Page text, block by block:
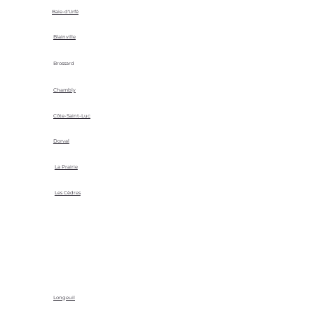
Baie-d'Urfé
Blainville
Brossard
Chambly
Côte-Saint-Luc
Dorval
La Prairie
Les Cèdres
Longeuil